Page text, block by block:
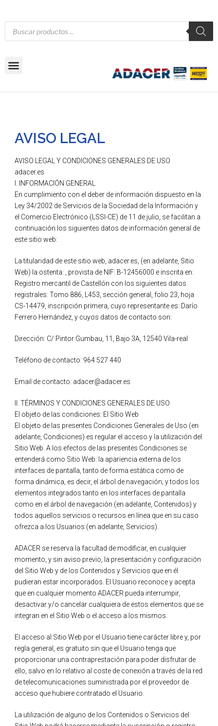
AVISO LEGAL
AVISO LEGAL Y CONDICIONES GENERALES DE USO
adacer.es
I. INFORMACIÓN GENERAL
En cumplimiento con el deber de información dispuesto en la
Ley 34/2002 de Servicios de la Sociedad de la Información y
el Comercio Electrónico (LSSI-CE) de 11 de julio, se facilitan a
continuación los siguientes datos de información general de
este sitio web:
La titularidad de este sitio web, adacer.es, (en adelante, Sitio
Web) la ostenta: , provista de NIF: B-12456000 e inscrita en:
Registro mercantil de Castellón con los siguientes datos
registrales: Tomo 886, L453, sección general, folio 23, hoja
CS-14479, inscripción primera, cuyo representante es: Darío
Ferrero Hernández, y cuyos datos de contacto son:
Dirección: C/ Pintor Gumbau, 11, Bajo 3A, 12540 Vila-real
Teléfono de contacto: 964 527 440
Email de contacto: adacer@adacer.es
II. TÉRMINOS Y CONDICIONES GENERALES DE USO
El objeto de las condiciones: El Sitio Web
El objeto de las presentes Condiciones Generales de Uso (en
adelante, Condiciones) es regular el acceso y la utilización del
Sitio Web. A los efectos de las presentes Condiciones se
entenderá como Sitio Web: la apariencia externa de los
interfaces de pantalla, tanto de forma estática como de
forma dinámica, es decir, el árbol de navegación; y todos los
elementos integrados tanto en los interfaces de pantalla
como en el árbol de navegación (en adelante, Contenidos) y
todos aquellos servicios o recursos en línea que en su caso
ofrezca a los Usuarios (en adelante, Servicios).
ADACER se reserva la facultad de modificar, en cualquier
momento, y sin aviso previo, la presentación y configuración
del Sitio Web y de los Contenidos y Servicios que en él
pudieran estar incorporados. El Usuario reconoce y acepta
que en cualquier momento ADACER pueda interrumpir,
desactivar y/o cancelar cualquiera de estos elementos que se
integran en el Sitio Web o el acceso a los mismos.
El acceso al Sitio Web por el Usuario tiene carácter libre y, por
regla general, es gratuito sin que el Usuario tenga que
proporcionar una contraprestación para poder disfrutar de
ello, salvo en lo relativo al coste de conexión a través de la red
de telecomunicaciones suministrada por el proveedor de
acceso que hubiere contratado el Usuario.
La utilización de alguno de los Contenidos o Servicios del